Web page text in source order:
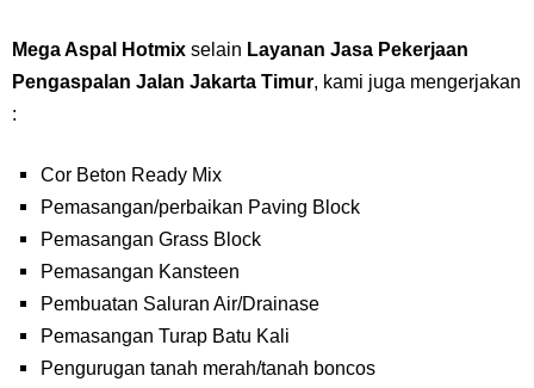
Mega Aspal Hotmix selain Layanan Jasa Pekerjaan
Pengaspalan Jalan Jakarta Timur, kami juga mengerjakan
:
Cor Beton Ready Mix
Pemasangan/perbaikan Paving Block
Pemasangan Grass Block
Pemasangan Kansteen
Pembuatan Saluran Air/Drainase
Pemasangan Turap Batu Kali
Pengurugan tanah merah/tanah boncos